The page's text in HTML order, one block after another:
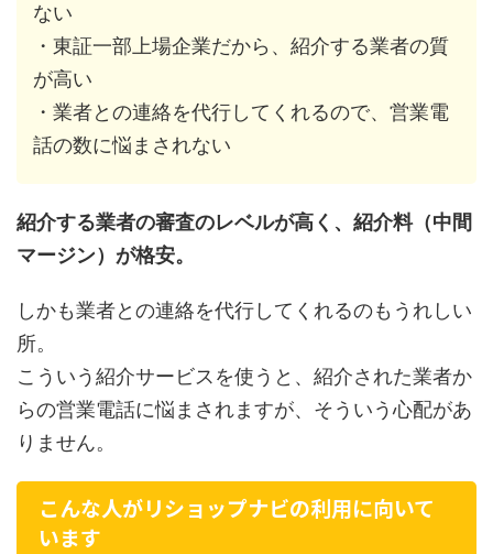
ない
・東証一部上場企業だから、紹介する業者の質
が高い
・業者との連絡を代行してくれるので、営業電
話の数に悩まされない
紹介する業者の審査のレベルが高く、紹介料（中間
マージン）が格安。
しかも業者との連絡を代行してくれるのもうれしい
所。
こういう紹介サービスを使うと、紹介された業者か
らの営業電話に悩まされますが、そういう心配があ
りません。
こんな人がリショップナビの利用に向いて
います